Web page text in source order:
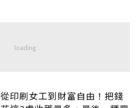
從印刷女工到財富自由！把錢